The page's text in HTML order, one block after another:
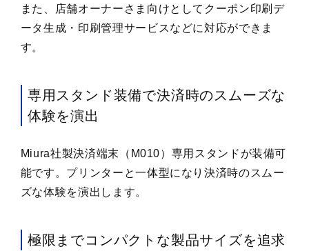
また、店舗オーナーさま向けとしてクーポン印刷デ
ータ生成・印刷管理サービスなどに対応ができま
す。
専用スタンド装備で決済時のスムーズな
体験を演出
Miura社製決済端末（M010）専用スタンドが装備可
能です。プリンターと一体型になり決済時のスムー
ズな体験を演出します。
極限までコンパクトな製品サイズを追求